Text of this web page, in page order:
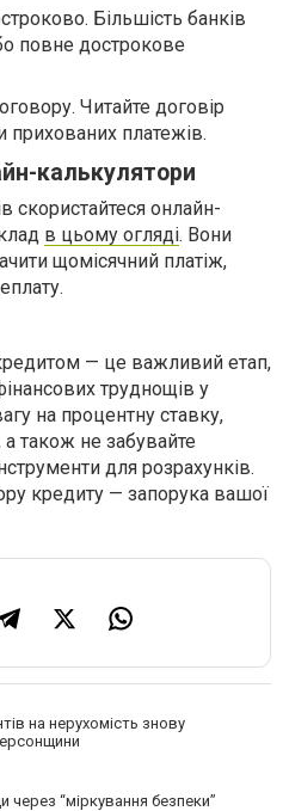
Більшість банків
повне дострокове
Читайте договір
платежів.
калькулятори
скористайтеся онлайн-
в цьому огляді. Вони
щомісячний платіж,
— це важливий етап,
труднощів у
на процентну ставку,
а також не забувайте
для розрахунків.
кредиту — запорука вашої
на нерухомість знову
через “міркування безпеки”